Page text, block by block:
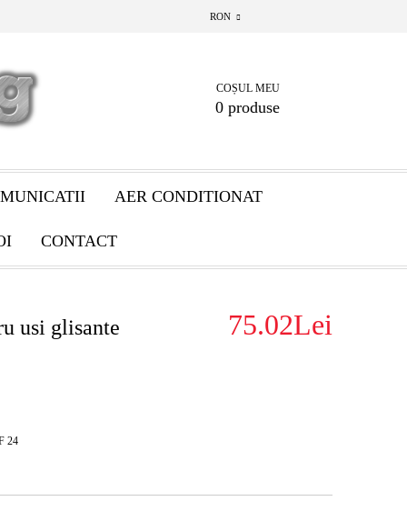
RON
COȘUL MEU
0 produse
AER CONDITIONAT
CONTACT
usi glisante
75.02Lei
24